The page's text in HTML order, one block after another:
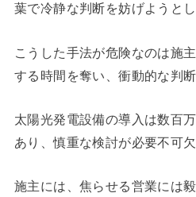
葉で冷静な判断を妨げようとし
こうした手法が危険なのは施
する時間を奪い、衝動的な判
太陽光発電設備の導入は数百
あり、慎重な検討が必要不可欠
施主には、焦らせる営業には